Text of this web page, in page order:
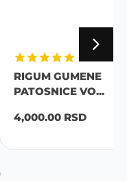
RIGUM GUMENE
PATOSNICE VO...
4,000.00RSD